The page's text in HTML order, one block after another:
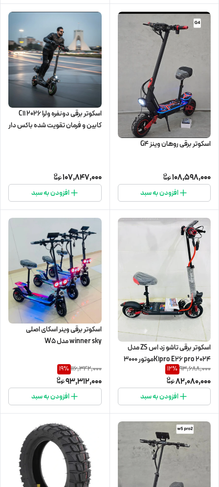
اسکوتر برقی روهان وینز G4
108,598,000
افزودن به سبد
اسکوتر برقی دونفره ولرا C11 2026
کابین و فرمان تقویت شده باکس دار
107,847,000
افزودن به سبد
اسکوتر برقی تاشو زد اس ZS مدل
K1pro E26 pro 2024موتور ۳۰۰۰
وات
93,688,000
12%
82,080,000
افزودن به سبد
اسکوتر برقی وینر اسکای اصلی
winner sky مدل W5
116,342,000
19%
93,312,000
افزودن به سبد